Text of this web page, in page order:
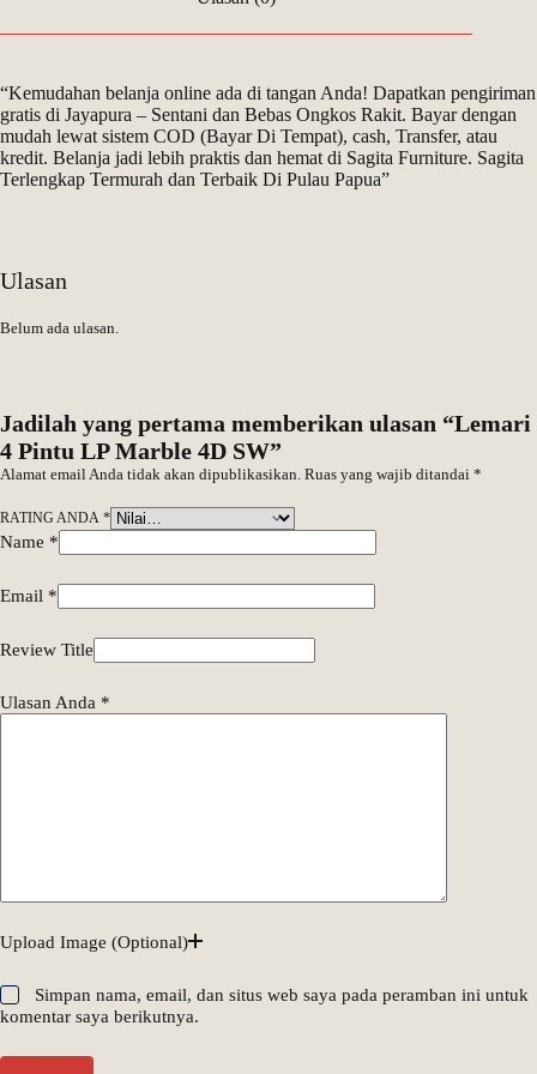
“Kemudahan belanja online ada di tangan Anda! Dapatkan pengiriman
gratis di Jayapura – Sentani dan Bebas Ongkos Rakit. Bayar dengan
mudah lewat sistem COD (Bayar Di Tempat), cash, Transfer, atau
kredit. Belanja jadi lebih praktis dan hemat di Sagita Furniture. Sagita
Terlengkap Termurah dan Terbaik Di Pulau Papua”
Ulasan
Belum ada ulasan.
Jadilah yang pertama memberikan ulasan “Lemari
4 Pintu LP Marble 4D SW”
Alamat email Anda tidak akan dipublikasikan. Ruas yang wajib ditandai *
RATING ANDA *
Name *
Email *
Review Title
Ulasan Anda *
Upload Image (Optional)
Simpan nama, email, dan situs web saya pada peramban ini untuk
komentar saya berikutnya.